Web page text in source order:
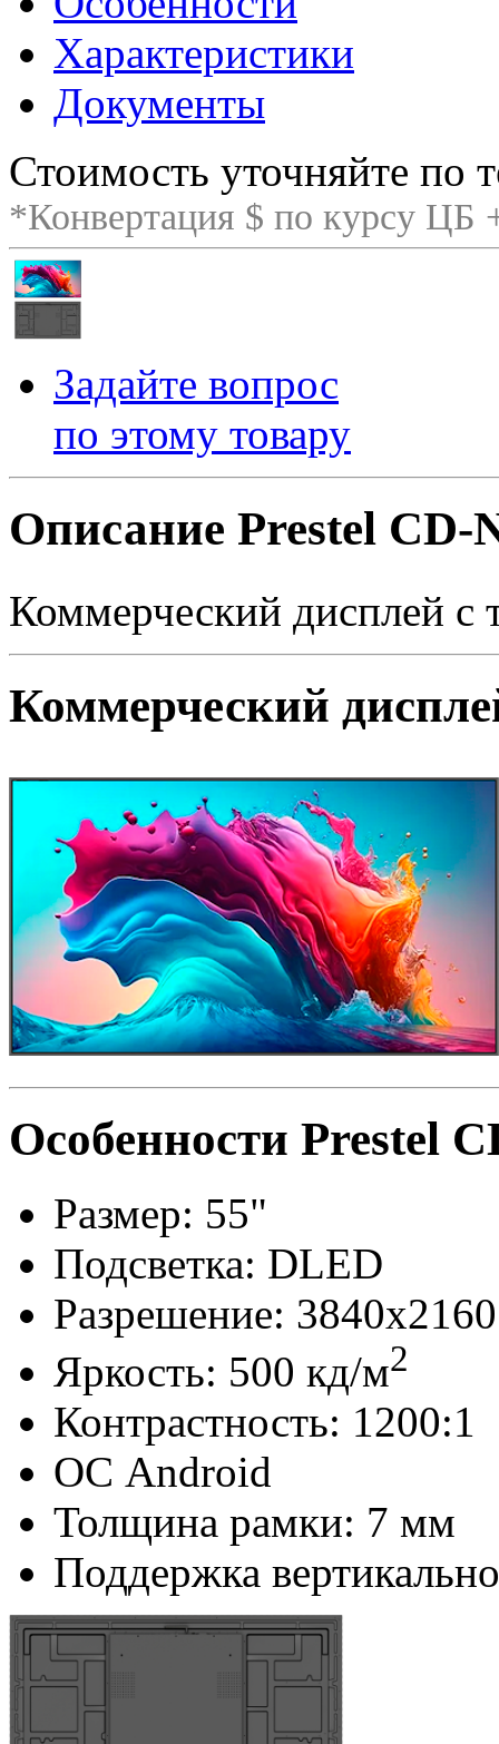
Характеристики
Документы
Стоимость уточняйте по
*Конвертация $ по курсу ЦБ
Задайте вопрос
по этому товару
Описание Prestel CD-
Коммерческий дисплей с
Коммерческий
Особенности Prestel
Размер: 55"
Подсветка: DLED
Разрешение: 3840x2160
Яркость: 500 кд/м2
Контрастность: 1200:1
ОС Android
Толщина рамки: 7 мм
Поддержка